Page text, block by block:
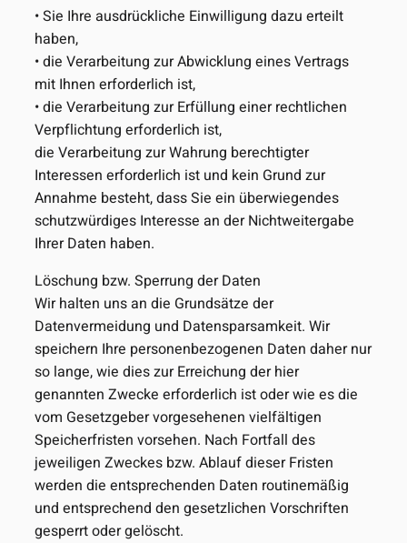
• Sie Ihre ausdrückliche Einwilligung dazu erteilt
haben,
• die Verarbeitung zur Abwicklung eines Vertrags
mit Ihnen erforderlich ist,
• die Verarbeitung zur Erfüllung einer rechtlichen
Verpflichtung erforderlich ist,
die Verarbeitung zur Wahrung berechtigter
Interessen erforderlich ist und kein Grund zur
Annahme besteht, dass Sie ein überwiegendes
schutzwürdiges Interesse an der Nichtweitergabe
Ihrer Daten haben.
Löschung bzw. Sperrung der Daten
Wir halten uns an die Grundsätze der
Datenvermeidung und Datensparsamkeit. Wir
speichern Ihre personenbezogenen Daten daher nur
so lange, wie dies zur Erreichung der hier
genannten Zwecke erforderlich ist oder wie es die
vom Gesetzgeber vorgesehenen vielfältigen
Speicherfristen vorsehen. Nach Fortfall des
jeweiligen Zweckes bzw. Ablauf dieser Fristen
werden die entsprechenden Daten routinemäßig
und entsprechend den gesetzlichen Vorschriften
gesperrt oder gelöscht.